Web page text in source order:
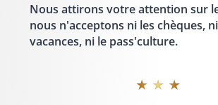
Nous attirons votre attention sur
nous n'acceptons ni les chèques,
vacances, ni le pass'culture.
★ ★ ★